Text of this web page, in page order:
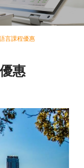
言課程優惠
惠